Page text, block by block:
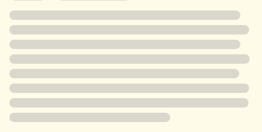
Alice-netwerkenDe jaagster
'Sarah Penner heeft een verhaal geschreven waarin de
kracht van vrouwen prachtig belicht wordt.'Publishers
Weekly